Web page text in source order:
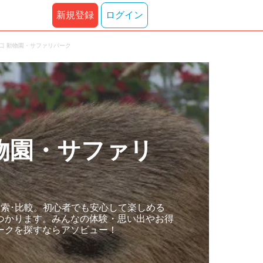
新規登録 ログイン
動物園・サファリパーク
園・サファリ
･比較。初心者でも安心して楽しめる
ります。みんなの体験・思い出やお得
を探すならアソビュー！